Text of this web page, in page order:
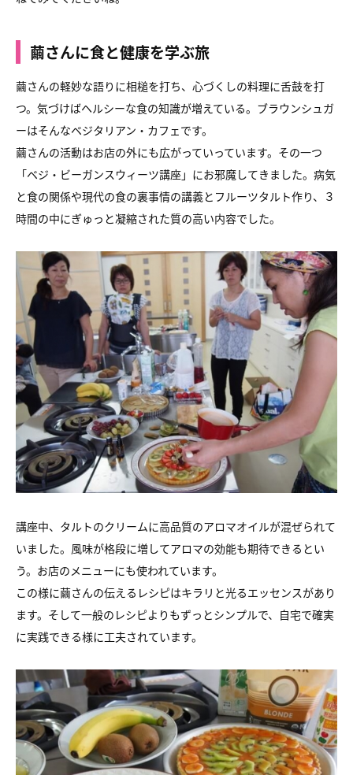
繭さんに食と健康を学ぶ旅
繭さんの軽妙な語りに相槌を打ち、心づくしの料理に舌鼓を打
つ。気づけばヘルシーな食の知識が増えている。ブラウンシュガ
ーはそんなベジタリアン・カフェです。
繭さんの活動はお店の外にも広がっていっています。その一つ
「ベジ・ビーガンスウィーツ講座」にお邪魔してきました。病気
と食の関係や現代の食の裏事情の講義とフルーツタルト作り、３
時間の中にぎゅっと凝縮された質の高い内容でした。
講座中、タルトのクリームに高品質のアロマオイルが混ぜられて
いました。風味が格段に増してアロマの効能も期待できるとい
う。お店のメニューにも使われています。
この様に繭さんの伝えるレシピはキラリと光るエッセンスがあり
ます。そして一般のレシピよりもずっとシンプルで、自宅で確実
に実践できる様に工夫されています。